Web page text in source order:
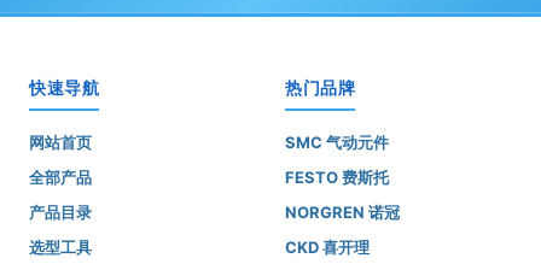
快速导航
网站首页
全部产品
产品目录
选型工具
热门品牌
SMC 气动元件
FESTO 费斯托
NORGREN 诺冠
CKD 喜开理